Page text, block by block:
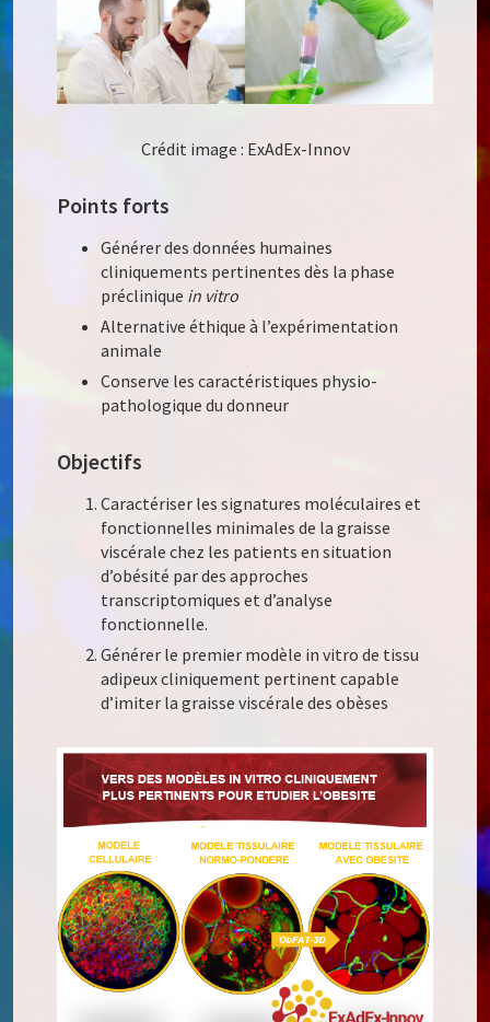
Crédit image : ExAdEx-Innov
Points forts
Générer des données humaines
cliniquements pertinentes dès la phase
préclinique in vitro
Alternative éthique à l’expérimentation
animale
Conserve les caractéristiques physio-
pathologique du donneur
Objectifs
Caractériser les signatures moléculaires et
fonctionnelles minimales de la graisse
viscérale chez les patients en situation
d’obésité par des approches
transcriptomiques et d’analyse
fonctionnelle.
Générer le premier modèle in vitro de tissu
adipeux cliniquement pertinent capable
d’imiter la graisse viscérale des obèses